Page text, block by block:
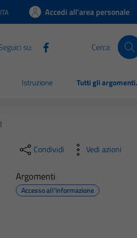
Lingua attiva:
ITA Accedi all'area personale
su: Cerca
Istruzione Tutti gli
Condividi Vedi azioni
Argomenti
Accesso all'informazione